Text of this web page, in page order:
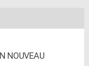
NOUVEAU